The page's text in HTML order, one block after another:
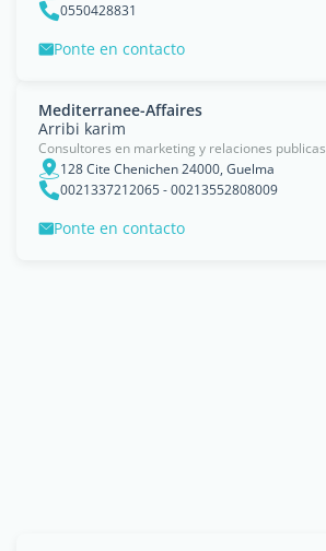
0550428831
Ponte en contacto
Mediterranee-Affaires
Arribi karim
Consultores en marketing y relaciones publicas
128 Cite Chenichen 24000, Guelma
0021337212065 - 00213552808009
Ponte en contacto